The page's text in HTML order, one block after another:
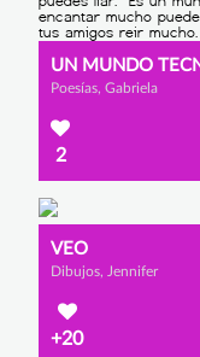
UN MUNDO
Poesías, Gabriela
2
VEO
Dibujos, Jennifer
+20